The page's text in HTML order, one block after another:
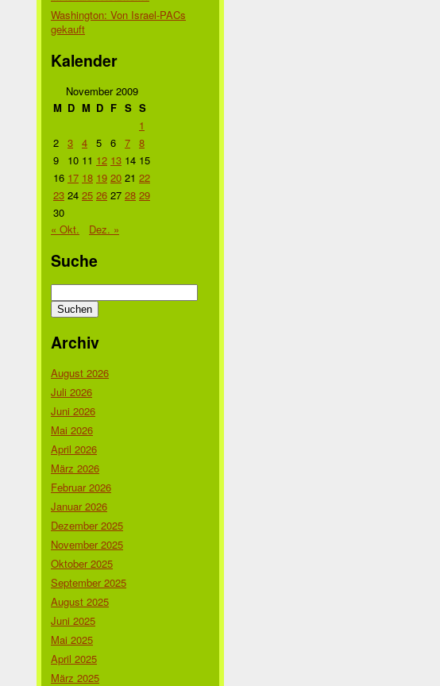
Washington: Von Israel-PACs
gekauft
Kalender
November 2009
M D M D F S S
1
2 3 4 5 6 7 8
9
10 11 12 13 14 15
16 17 18 19 20 21 22
23 24 25 26 27 28 29
30
« Okt.
Dez. »
Suche
nach:
Archiv
August 2026
Juli 2026
Juni 2026
Mai 2026
April 2026
März 2026
Februar 2026
Januar 2026
Dezember 2025
November 2025
Oktober 2025
September 2025
August 2025
Juni 2025
Mai 2025
April 2025
März 2025